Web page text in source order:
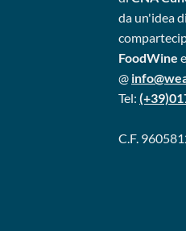
da un'idea di
FoodWine
@
Tel:
C.F.